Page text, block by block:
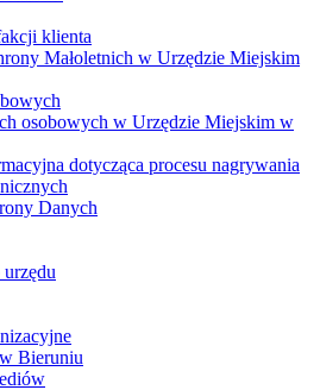
klienta
Małoletnich w Urzędzie Miejskim
osobowych w Urzędzie Miejskim w
dotycząca procesu nagrywania
Danych
Bieruniu